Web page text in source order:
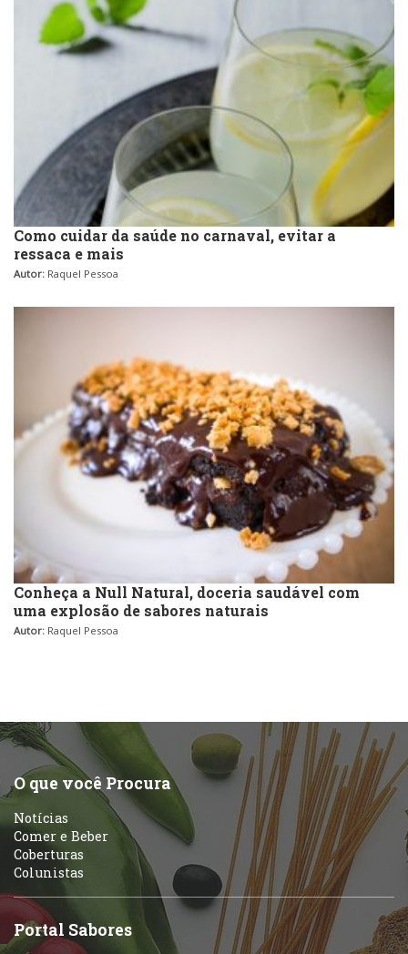
Sobremesas e sorvetes
Como cuidar da saúde no carnaval, evitar a
ressaca e mais
Autor: Raquel Pessoa
Conheça a Null Natural, doceria saudável com
uma explosão de sabores naturais
Autor: Raquel Pessoa
O que você Procura
Notícias
Comer e Beber
Coberturas
Colunistas
Portal Sabores